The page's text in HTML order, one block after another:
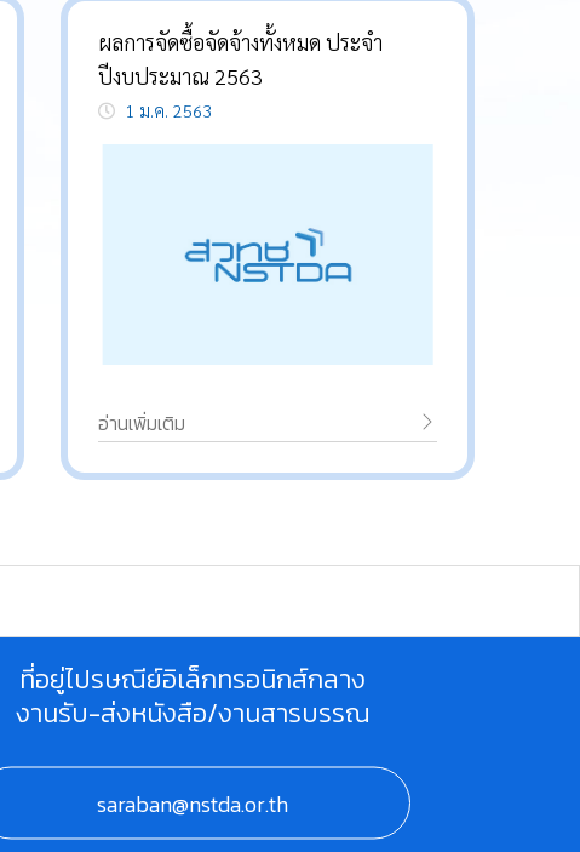
ผลการจัดซื้อจัดจ้างทั้งหมด ประจำ
ปีงบประมาณ 2563
1 ม.ค. 2563
อ่านเพิ่มเติม
ที่อยู่ไปรษณีย์อิเล็กทรอนิกส์กลาง
งานรับ-ส่งหนังสือ/งานสารบรรณ
saraban@nstda.or.th